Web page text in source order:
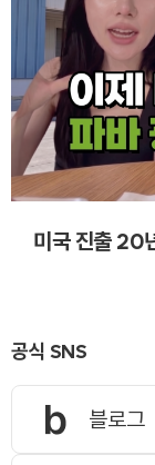
미국 진출 20
공식 SNS
블로그